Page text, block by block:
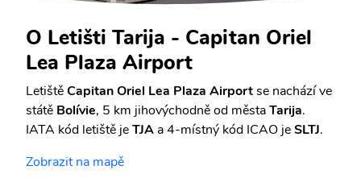
O Letišti Tarija - Capitan Oriel
Lea Plaza Airport
LetištěCapitan Oriel Lea Plaza Airportse nachází ve
státě Bolívie, 5 km jihovýchodně od městaTarija.
IATA kód letiště jeTJA a 4-místný kód ICAO jeSLTJ.
Zobrazit na mapě